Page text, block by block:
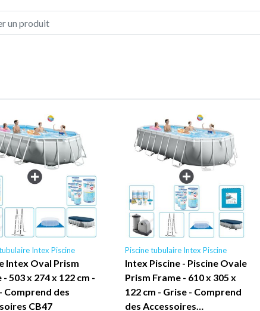
Intex Piscine
Intex Oval Prism
- 503 x 274 x 122 cm -
Comprend des
CB47
Piscine tubulaire Intex Piscine
Intex Piscine - Piscine Ovale
Prism Frame - 610 x 305 x
122 cm - Grise - Comprend
des Accessoires…